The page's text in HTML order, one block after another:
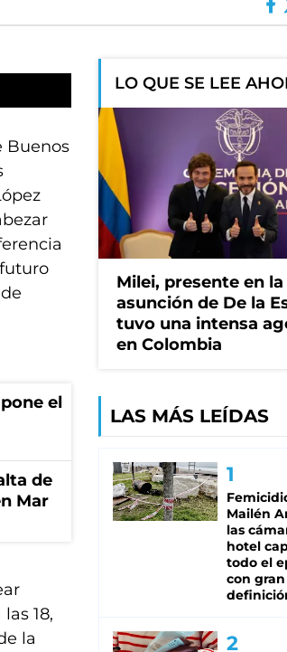
Buenos
el
de
Mar
18,
la
LO QUE SE LEE
Milei, presente en la
asunción de De la
tuvo una intensa
en Colombia
LAS MÁS LEÍDAS
Mailén
las
hotel
todo el
con gran